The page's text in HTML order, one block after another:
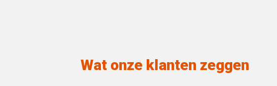
Wat onze klanten zeggen